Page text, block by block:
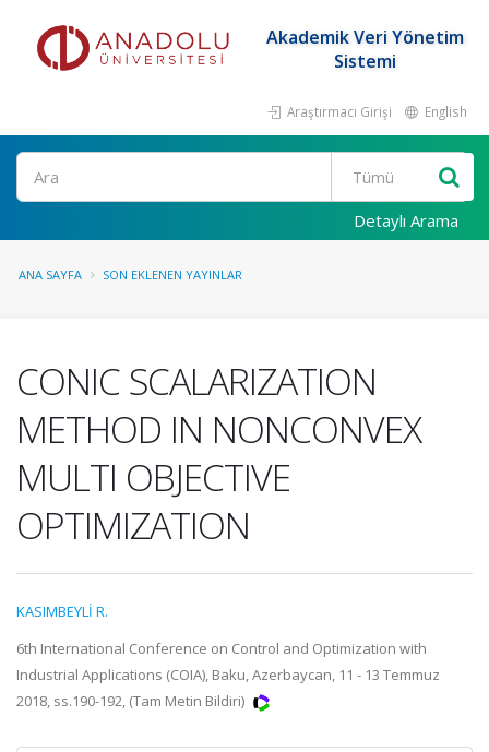
Akademik Veri Yönetim
Sistemi
Araştırmacı Girişi English
Ara
Detaylı Arama
ANA SAYFA SON EKLENEN YAYINLAR
CONIC SCALARIZATION
METHOD IN NONCONVEX
MULTI OBJECTIVE
OPTIMIZATION
KASIMBEYLİ R.
6th International Conference on Control and Optimization with
Industrial Applications (COIA), Baku, Azerbaycan, 11 - 13 Temmuz
2018, ss.190-192, (Tam Metin Bildiri)